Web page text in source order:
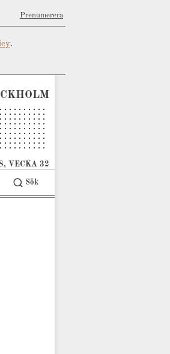
Prenumerera
.
VECKA 32
Sök